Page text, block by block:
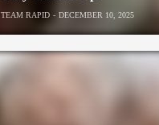
TEAM RAPID DECEMBER 10, 2025